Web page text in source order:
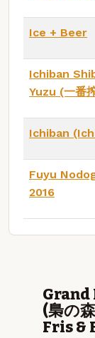
Ice + Beer
Ichiban
Yuzu (一番
Ichiban
Fuyu
2016
(梟の
Fris &